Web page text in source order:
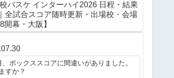
バスケ インターハイ2026 日程・結果
全試合スコア随時更新・出場校・会場
開幕・大阪】
、ボックススコアに間違いがありました。
すか？